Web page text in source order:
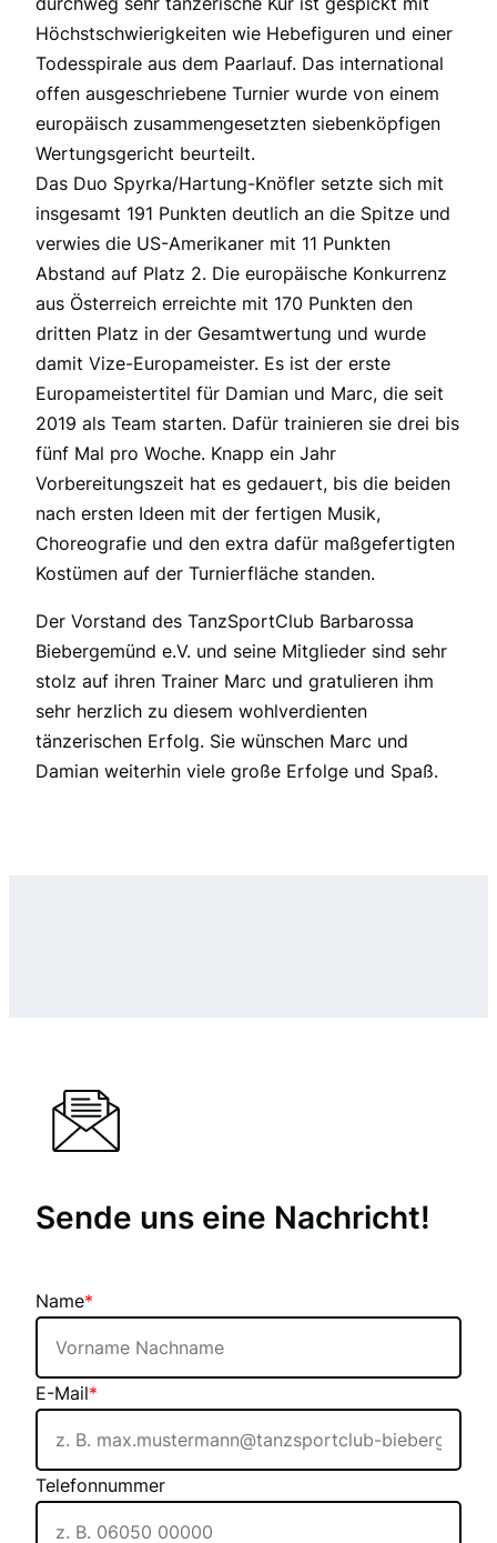
Höchstschwierigkeiten wie Hebefiguren und einer
Todesspirale aus dem Paarlauf. Das international
offen ausgeschriebene Turnier wurde von einem
europäisch zusammengesetzten siebenköpfigen
Wertungsgericht beurteilt.
Das Duo Spyrka/Hartung-Knöfler setzte sich mit
insgesamt 191 Punkten deutlich an die Spitze und
verwies die US-Amerikaner mit 11 Punkten
Abstand auf Platz 2. Die europäische Konkurrenz
aus Österreich erreichte mit 170 Punkten den
dritten Platz in der Gesamtwertung und wurde
damit Vize-Europameister. Es ist der erste
Europameistertitel für Damian und Marc, die seit
2019 als Team starten. Dafür trainieren sie drei bis
fünf Mal pro Woche. Knapp ein Jahr
Vorbereitungszeit hat es gedauert, bis die beiden
nach ersten Ideen mit der fertigen Musik,
Choreografie und den extra dafür maßgefertigten
Kostümen auf der Turnierfläche standen.
Der Vorstand des TanzSportClub Barbarossa
Biebergemünd e.V. und seine Mitglieder sind sehr
stolz auf ihren Trainer Marc und gratulieren ihm
sehr herzlich zu diesem wohlverdienten
tänzerischen Erfolg. Sie wünschen Marc und
Damian weiterhin viele große Erfolge und Spaß.
Sende uns eine Nachricht!
Name*
E-Mail*
Telefonnummer